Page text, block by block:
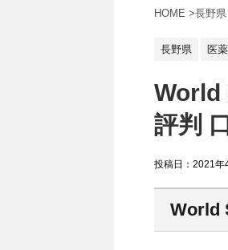
HOME >長野県
長野県 医
評判
投稿日： 2021年
World